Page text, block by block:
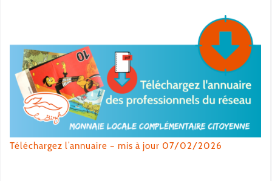
Téléchargez l’annuaire – mis à jour 07/02/2026